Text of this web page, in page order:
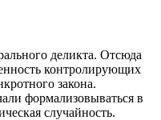
деликта. Отсюда
контролирующих
закона.
формализовываться в
случайность.